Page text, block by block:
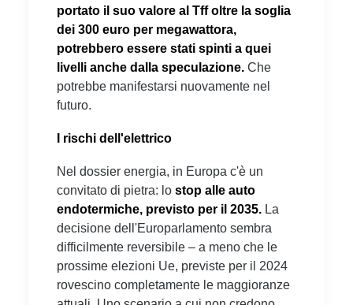
portato il suo valore al Tff oltre la soglia
dei 300 euro per megawattora,
potrebbero essere stati spinti a quei
livelli anche dalla speculazione. Che
potrebbe manifestarsi nuovamente nel
futuro.
I rischi dell'elettrico
Nel dossier energia, in Europa c'è un
convitato di pietra: lo stop alle auto
endotermiche, previsto per il 2035. La
decisione dell'Europarlamento sembra
difficilmente reversibile – a meno che le
prossime elezioni Ue, previste per il 2024
rovescino completamente le maggioranze